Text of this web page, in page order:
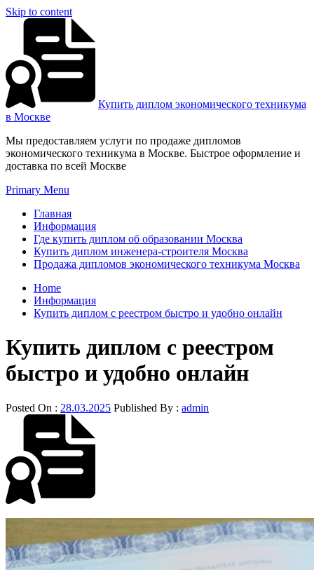
Skip to content
Купить диплом экономического техникума
в Москве
Мы предоставляем услуги по продаже дипломов
экономического техникума в Москве. Быстрое оформление и
доставка по всей Москве
Primary Menu
Главная
Информация
Где купить диплом об образовании Москва
Купить диплом инженера-строителя Москва
Продажа дипломов экономического техникума Москва
Home
Информация
Купить диплом с реестром быстро и удобно онлайн
Купить диплом с реестром
быстро и удобно онлайн
Posted On : 28.03.2025 Published By : admin